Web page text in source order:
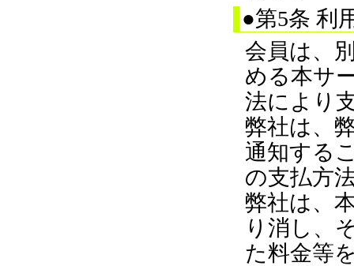
●第5条 利
会員は、
める本サ
法により
弊社は、
通知する
の支払方
弊社は、
り消し、
た料金等